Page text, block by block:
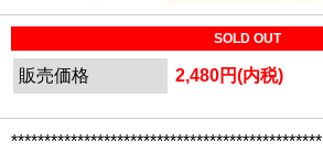
SOLD OUT
販売価格 2,480円(内税)
***********************************************